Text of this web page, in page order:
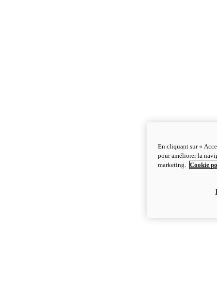
En cliquant sur «
pour améliorer la
marketing.
Cookie